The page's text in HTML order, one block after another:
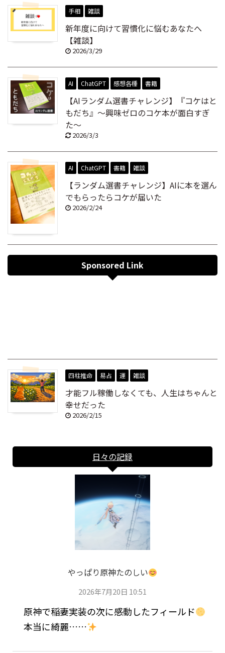
手相 雑談
新年度に向けて習慣化に悩むあなたへ
【雑談】
2026/3/29
AI ChatGPT 感想各種 書籍
【AIランダム選書チャレンジ】『コケはと
もだち』～興味ゼロのコケ本が面白すぎ
た～
2026/3/3
AI ChatGPT 書籍 雑談
【ランダム選書チャレンジ】AIに本を選ん
でもらったらコケが届いた
2026/2/24
Sponsored Link
四柱推命 易占 運 雑談
才能フル稼働しなくても、人生はちゃんと
幸せだった
2026/2/15
日々の記録
やっぱり原神たのしい
2026年7月20日 10:51
原神で稲妻実装の次に感動したフィールド
本当に綺麗……